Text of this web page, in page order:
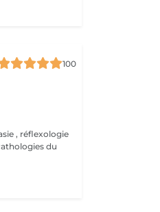
100
, réflexologie
du